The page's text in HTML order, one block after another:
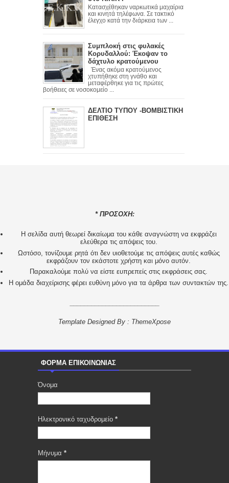
Κατασχέθηκαν ναρκωτικά μαχαίρια
και κινητά τηλέφωνα. Σε τακτικό
έλεγχο κατά την διάρκεια των ...
Συμπλοκή στις φυλακές
Κορυδαλλού: Έκοψαν το
δάχτυλο κρατούμενου
Ένας ακόμα κρατούμενος
χτυπήθηκε στη γνάθο και
μεταφέρθηκε για τις πρώτες
βοήθειες σε νοσοκομείο ...
ΔΕΛΤΙΟ ΤΥΠΟΥ -ΒΟΜΒΙΣΤΙΚΗ
ΕΠΙΘΕΣΗ
* ΠΡΟΣΟΧΗ:
H σελίδα αυτή θεωρεί δικαίωμα του κάθε αναγνώστη να εκφράζει
ελεύθερα τις απόψεις του.
Ωστόσο, τονίζουμε ρητά ότι δεν υιοθετούμε τις απόψεις αυτές καθώς
εκφράζουν τον εκάστοτε χρήστη και μόνο αυτόν.
Παρακαλούμε πολύ να είστε ευπρεπείς στις εκφράσεις σας.
Η ομάδα διαχείρισης φέρει ευθύνη μόνο για τα άρθρα των συντακτών της.
Template Designed By : ThemeXpose
ΦΟΡΜΑ ΕΠΙΚΟΙΝΩΝΙΑΣ
Όνομα
Ηλεκτρονικό ταχυδρομείο *
Μήνυμα *